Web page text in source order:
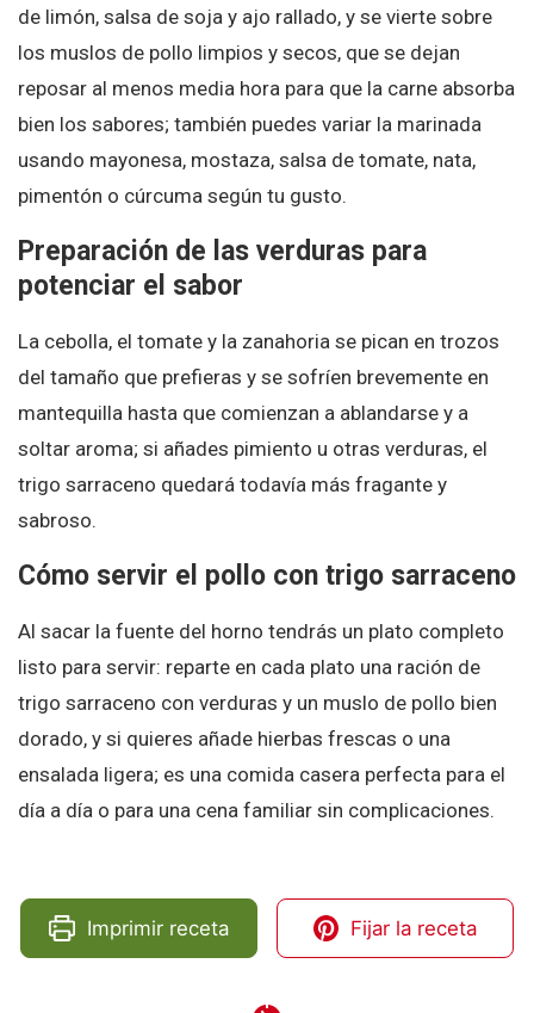
de limón, salsa de soja y ajo rallado, y se vierte sobre
los muslos de pollo limpios y secos, que se dejan
reposar al menos media hora para que la carne absorba
bien los sabores; también puedes variar la marinada
usando mayonesa, mostaza, salsa de tomate, nata,
pimentón o cúrcuma según tu gusto.
Preparación de las verduras para
potenciar el sabor
La cebolla, el tomate y la zanahoria se pican en trozos
del tamaño que prefieras y se sofríen brevemente en
mantequilla hasta que comienzan a ablandarse y a
soltar aroma; si añades pimiento u otras verduras, el
trigo sarraceno quedará todavía más fragante y
sabroso.
Cómo servir el pollo con trigo sarraceno
Al sacar la fuente del horno tendrás un plato completo
listo para servir: reparte en cada plato una ración de
trigo sarraceno con verduras y un muslo de pollo bien
dorado, y si quieres añade hierbas frescas o una
ensalada ligera; es una comida casera perfecta para el
día a día o para una cena familiar sin complicaciones.
Imprimir receta Fijar la receta